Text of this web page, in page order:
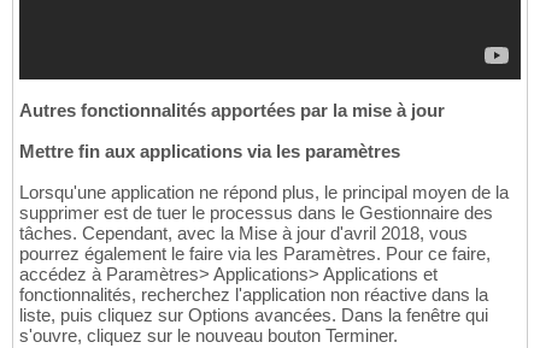
Autres fonctionnalités apportées par la mise à jour
Mettre fin aux applications via les paramètres
Lorsqu'une application ne répond plus, le principal moyen de la
supprimer est de tuer le processus dans le Gestionnaire des
tâches. Cependant, avec la Mise à jour d'avril 2018, vous
pourrez également le faire via les Paramètres. Pour ce faire,
accédez à Paramètres> Applications> Applications et
fonctionnalités, recherchez l'application non réactive dans la
liste, puis cliquez sur Options avancées. Dans la fenêtre qui
s'ouvre, cliquez sur le nouveau bouton Terminer.